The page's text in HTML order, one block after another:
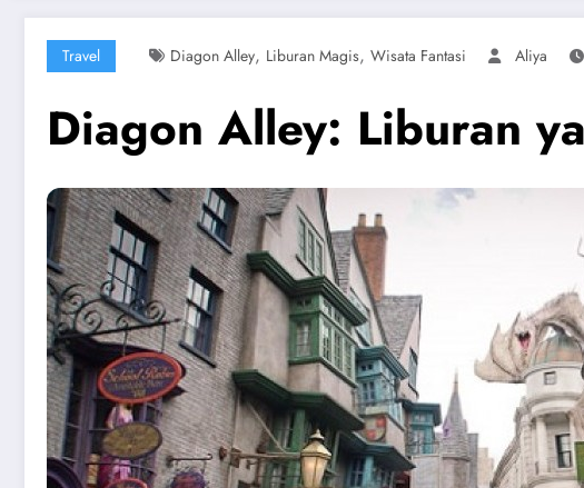
Travel Diagon Alley, Liburan Magis, Wisata Fantasi Aliya
Diagon Alley: Liburan